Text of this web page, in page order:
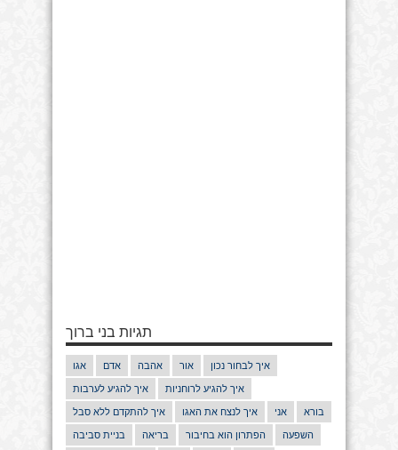
תגיות בני ברוך
אגו אדם אהבה אור איך לבחור נכון
איך להגיע לערבות איך להגיע לרוחניות
איך להתקדם ללא סבל איך לנצח את האגו אני בורא
בניית סביבה בריאה הפתרון הוא בחיבור השפעה